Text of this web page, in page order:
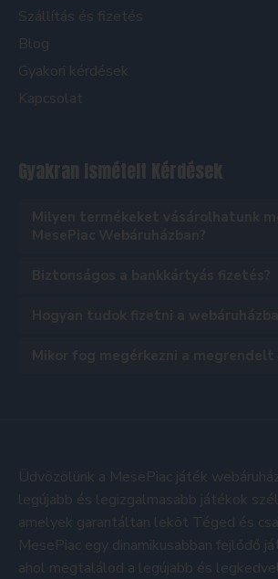
Szállítás és fizetés
Blog
Gyakori kérdések
Kapcsolat
Gyakran Ismételt Kérdések
Üdvözölünk a MesePiac játék
legújabb és legizgalmasabb játékok
amelyek garantáltan leköt Téged és
MesePiac egy dinamikusabban fejlődő
ahol megtalálod a legújabb és